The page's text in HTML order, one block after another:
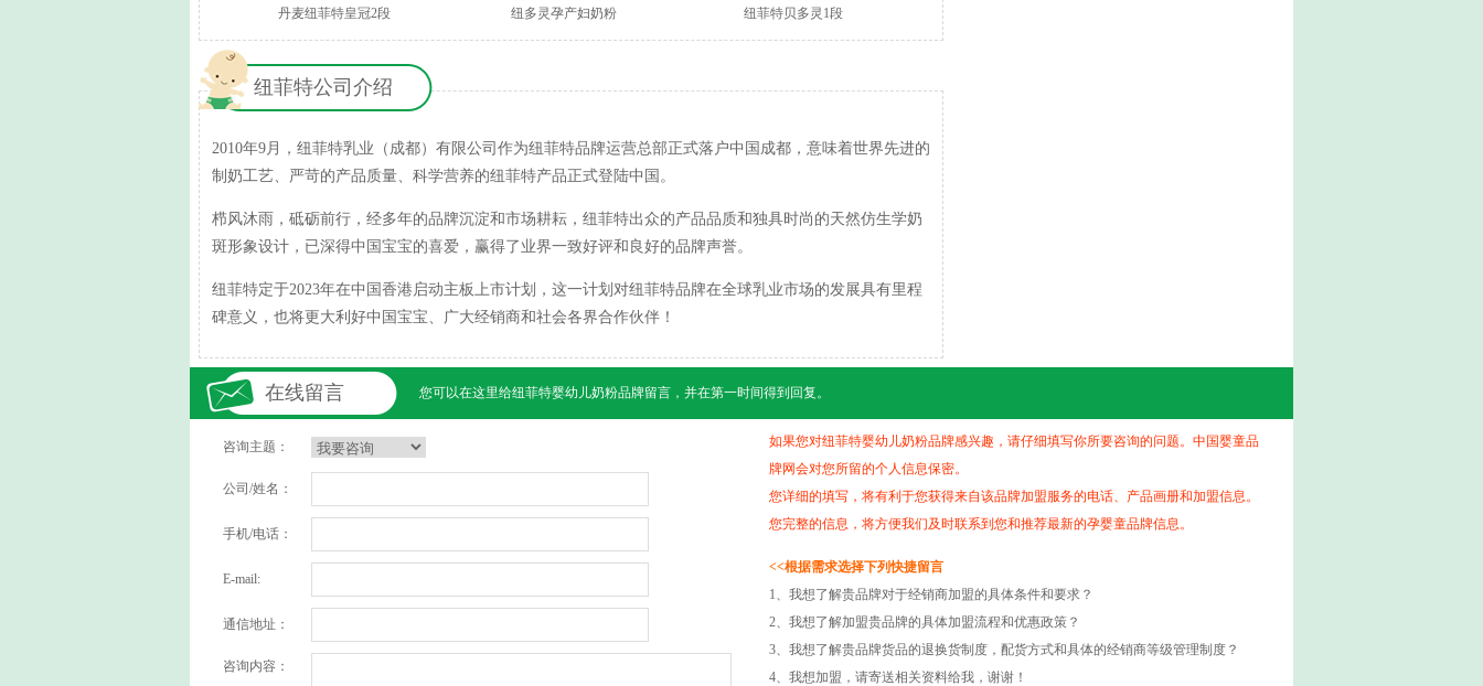
丹麦纽菲特皇冠2段 纽多灵孕产妇奶粉 纽菲特贝多灵1段
纽菲特公司介绍
2010年9月，纽菲特乳业（成都）有限公司作为纽菲特品牌运营总部正式落户中国成都，意味着世界先进的
制奶工艺、严苛的产品质量、科学营养的纽菲特产品正式登陆中国。
栉风沐雨，砥砺前行，经多年的品牌沉淀和市场耕耘，纽菲特出众的产品品质和独具时尚的天然仿生学奶
斑形象设计，已深得中国宝宝的喜爱，赢得了业界一致好评和良好的品牌声誉。
纽菲特定于2023年在中国香港启动主板上市计划，这一计划对纽菲特品牌在全球乳业市场的发展具有里程
碑意义，也将更大利好中国宝宝、广大经销商和社会各界合作伙伴！
在线留言 您可以在这里给纽菲特婴幼儿奶粉品牌留言，并在第一时间得到回复。
咨询主题：
公司/姓名：
手机/电话：
E-mail:
通信地址：
咨询内容：
如果您对纽菲特婴幼儿奶粉品牌感兴趣，请仔细填写你所要咨询的问题。中国婴童品
牌网会对您所留的个人信息保密。
您详细的填写，将有利于您获得来自该品牌加盟服务的电话、产品画册和加盟信息。
您完整的信息，将方便我们及时联系到您和推荐最新的孕婴童品牌信息。
<<根据需求选择下列快捷留言
1、我想了解贵品牌对于经销商加盟的具体条件和要求？
2、我想了解加盟贵品牌的具体加盟流程和优惠政策？
3、我想了解贵品牌货品的退换货制度，配货方式和具体的经销商等级管理制度？
4、我想加盟，请寄送相关资料给我，谢谢！